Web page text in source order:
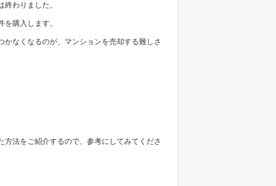
わりました。
購入します。
なくなるのが、マンションを売却する難しさ
法をご紹介するので、参考にしてみてくださ